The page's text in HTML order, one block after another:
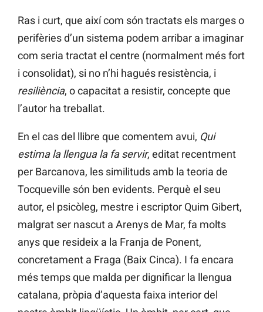
Ras i curt, que així com són tractats els marges o
perifèries d’un sistema podem arribar a imaginar
com seria tractat el centre (normalment més fort
i consolidat), si no n’hi hagués resistència, i
resiliència, o capacitat a resistir, concepte que
l’autor ha treballat.
En el cas del llibre que comentem avui, Qui
estima la llengua la fa servir, editat recentment
per Barcanova, les similituds amb la teoria de
Tocqueville són ben evidents. Perquè el seu
autor, el psicòleg, mestre i escriptor Quim Gibert,
malgrat ser nascut a Arenys de Mar, fa molts
anys que resideix a la Franja de Ponent,
concretament a Fraga (Baix Cinca). I fa encara
més temps que malda per dignificar la llengua
catalana, pròpia d’aquesta faixa interior del